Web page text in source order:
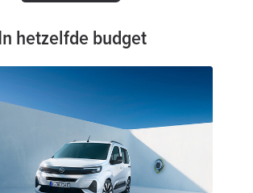
hetzelfde budget